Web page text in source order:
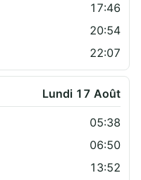
17:46
20:54
22:07
Lundi 17 Août
05:38
06:50
13:52